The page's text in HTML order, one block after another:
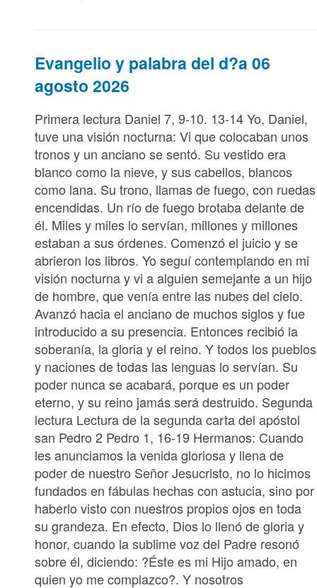
Evangelio y palabra del d?a 06
agosto 2026
Primera lectura Daniel 7, 9-10. 13-14 Yo, Daniel,
tuve una visión nocturna: Vi que colocaban unos
tronos y un anciano se sentó. Su vestido era
blanco como la nieve, y sus cabellos, blancos
como lana. Su trono, llamas de fuego, con ruedas
encendidas. Un río de fuego brotaba delante de
él. Miles y miles lo servían, millones y millones
estaban a sus órdenes. Comenzó el juicio y se
abrieron los libros. Yo seguí contemplando en mi
visión nocturna y vi a alguien semejante a un hijo
de hombre, que venía entre las nubes del cielo.
Avanzó hacia el anciano de muchos siglos y fue
introducido a su presencia. Entonces recibió la
soberanía, la gloria y el reino. Y todos los pueblos
y naciones de todas las lenguas lo servían. Su
poder nunca se acabará, porque es un poder
eterno, y su reino jamás será destruido. Segunda
lectura Lectura de la segunda carta del apóstol
san Pedro 2 Pedro 1, 16-19 Hermanos: Cuando
les anunciamos la venida gloriosa y llena de
poder de nuestro Señor Jesucristo, no lo hicimos
fundados en fábulas hechas con astucia, sino por
haberlo visto con nuestros propios ojos en toda
su grandeza. En efecto, Dios lo llenó de gloria y
honor, cuando la sublime voz del Padre resonó
sobre él, diciendo: ?Éste es mi Hijo amado, en
quien yo me complazco?. Y nosotros